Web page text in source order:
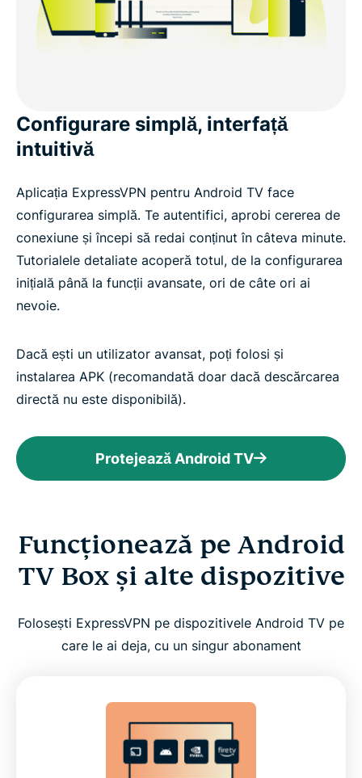
Configurare simplă, interfață
intuitivă
Aplicația ExpressVPN pentru Android TV face
configurarea simplă. Te autentifici, aprobi cererea de
conexiune și începi să redai conținut în câteva minute.
Tutorialele detaliate acoperă totul, de la configurarea
inițială până la funcții avansate, ori de câte ori ai
nevoie.
Dacă ești un utilizator avansat, poți folosi și
instalarea APK (recomandată doar dacă descărcarea
directă nu este disponibilă).
Protejează Android TV
Funcționează pe Android
TV Box și alte dispozitive
Folosești ExpressVPN pe dispozitivele Android TV pe
care le ai deja, cu un singur abonament